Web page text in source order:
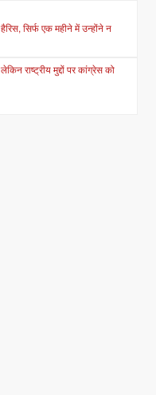
सिर्फ एक महीने में उन्होंने न
राष्ट्रीय मुद्दों पर कांग्रेस को